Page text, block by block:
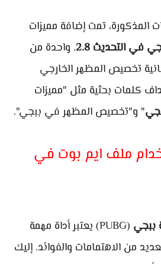
المذكورة، تمت إضافة مميزات
في التحديث 2.8
. واحدة من
تخصيص المظهر الخارجي
كلمات بحثية مثل "مميزات
" و"تخصيص المظهر في ببجي".
ملف ايم بوت في
ببجي
(PUBG) يعتبر أداة مهمة
من الاهتمامات والفوائد. إليك